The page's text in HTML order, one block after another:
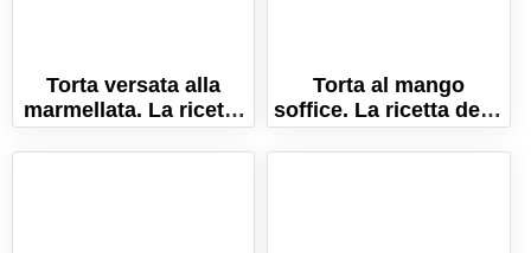
Torta versata alla
marmellata. La ricetta
facile, pronta in pochi
minuti!
Torta al mango
soffice. La ricetta della
torta morbida e
gustosa!